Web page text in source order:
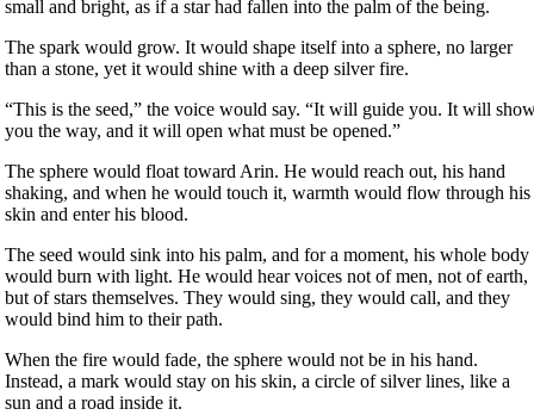
small and bright, as if a star had fallen into the palm of the being.
The spark would grow. It would shape itself into a sphere, no larger
than a stone, yet it would shine with a deep silver fire.
“This is the seed,” the voice would say. “It will guide you. It will
you the way, and it will open what must be opened.”
The sphere would float toward Arin. He would reach out, his hand
shaking, and when he would touch it, warmth would flow through his
skin and enter his blood.
The seed would sink into his palm, and for a moment, his whole body
would burn with light. He would hear voices not of men, not of earth,
but of stars themselves. They would sing, they would call, and they
would bind him to their path.
When the fire would fade, the sphere would not be in his hand.
Instead, a mark would stay on his skin, a circle of silver lines, like a
sun and a road inside it.